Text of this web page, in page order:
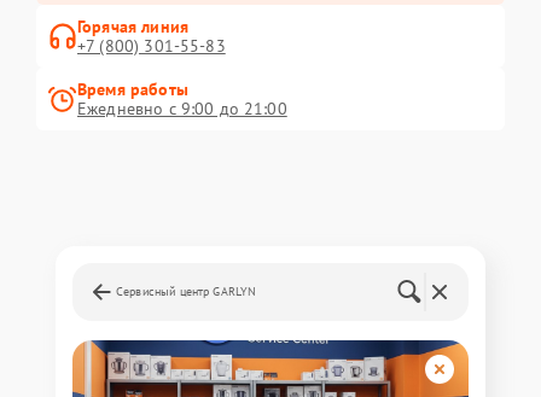
Горячая линия
+7 (800) 301-55-83
Время работы
Ежедневно с 9:00 до 21:00
Сервисный центр GARLYN